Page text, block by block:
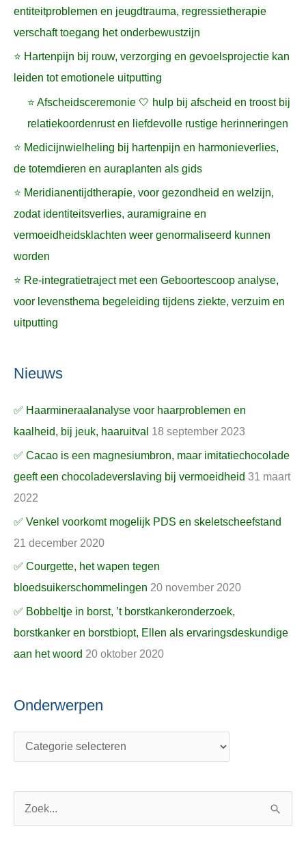
entiteitproblemen en jeugdtrauma, regressietherapie
verschaft toegang het onderbewustzijn
⭐ Hartenpijn bij rouw, verzorging en gevoelsprojectie kan
leiden tot emotionele uitputting
⭐ Afscheidsceremonie 🤍 hulp bij afscheid en troost bij
relatiekoordenrust en liefdevolle rustige herinneringen
⭐ Medicijnwielheling bij hartenpijn en harmonieverlies,
de totemdieren en auraplanten als gids
⭐ Meridianentijdtherapie, voor gezondheid en welzijn,
zodat identiteitsverlies, auramigraine en
vermoeidheidsklachten weer genormaliseerd kunnen
worden
⭐ Re-integratietraject met een Geboortescoop analyse,
voor levensthema begeleiding tijdens ziekte, verzuim en
uitputting
Nieuws
✅ Haarmineraalanalyse voor haarproblemen en
kaalheid, bij jeuk, haaruitval 18 september 2023
✅ Cacao is een magnesiumbron, maar imitatiechocolade
geeft een chocoladeverslaving bij vermoeidheid 31 maart
2022
✅ Venkel voorkomt mogelijk PDS en skeletscheefstand
21 december 2020
✅ Courgette, het wapen tegen
bloedsuikerschommelingen 20 november 2020
✅ Bobbeltje in borst, ’t borstkankeronderzoek,
borstkanker en borstbiopt, Ellen als ervaringsdeskundige
aan het woord 20 oktober 2020
Onderwerpen